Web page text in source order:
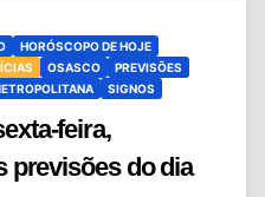
HORÓSCOPO DE HOJE
OSASCO
PREVISÕES
SIGNOS
feira,
previsões do dia